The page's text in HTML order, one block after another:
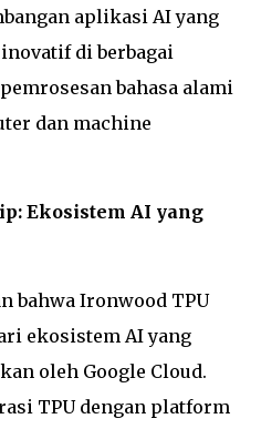
aplikasi AI yang
di berbagai
bahasa alami
dan machine
Ekosistem AI yang
bahwa Ironwood TPU
ekosistem AI yang
oleh Google Cloud.
TPU dengan platform